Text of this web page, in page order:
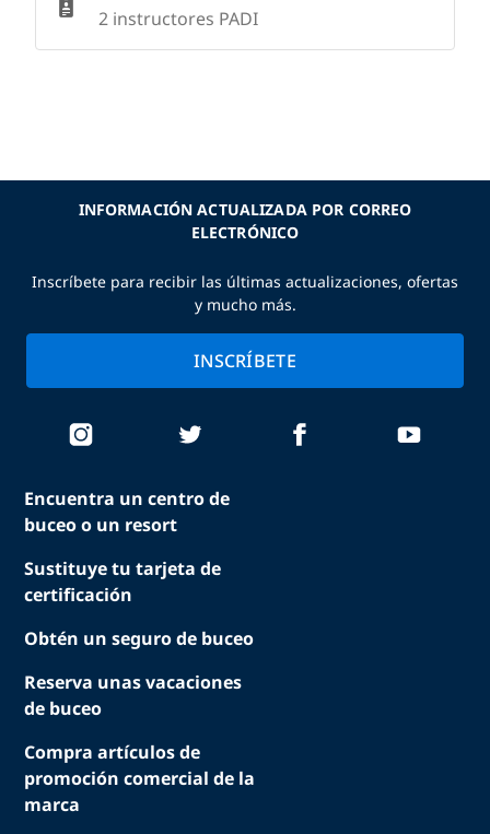
2 instructores PADI
Encuentra un centro de
buceo o un resort
Sustituye tu tarjeta de
certificación
Obtén un seguro de buceo
Reserva unas vacaciones
de buceo
Compra artículos de
promoción comercial de la
marca
INFORMACIÓN ACTUALIZADA POR CORREO
ELECTRÓNICO
Inscríbete para recibir las últimas actualizaciones, ofertas
y mucho más.
INSCRÍBETE